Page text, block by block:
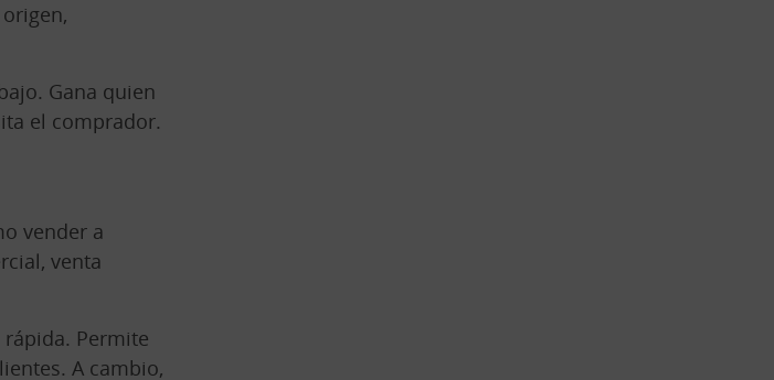
Gana quien
el comprador.
vender a
venta
Permite
A cambio,